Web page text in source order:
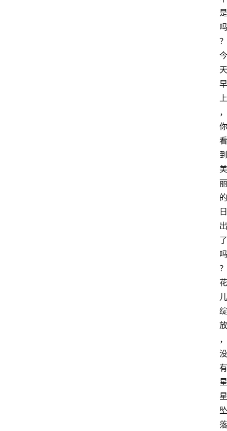
是
吗
？
今
天
早
上
，
你
看
到
美
丽
的
日
出
了
吗
？
花
儿
绽
放
，
没
有
星
星
坠
落